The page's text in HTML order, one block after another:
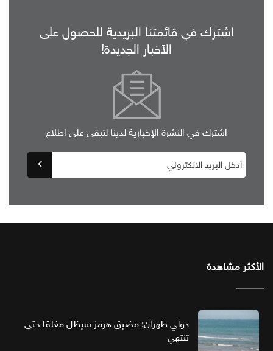
اشترك في قائمتنا البريدية للحصول على
الأخبار الجديدة!
اشترك في النشرة الإخبارية لدينا لتبقى على اطلاع
الأكثر مشاهدة
دولي طهران: مضيق هرمز سيظل مغلقا حتى
تنتهي